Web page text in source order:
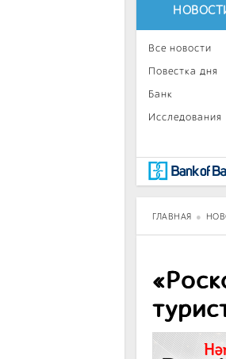
Все новости
Повестка дня
Банк
Исследования
Инвестиции
BancoTV
ГЛАВНАЯ